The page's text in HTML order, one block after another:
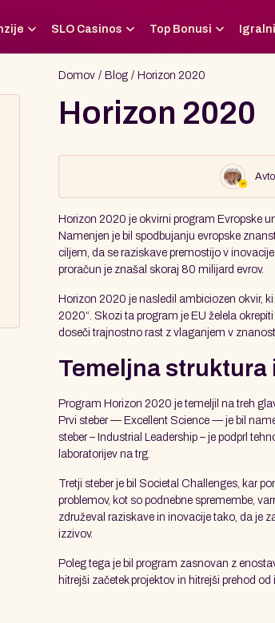
SLO Casinos Top Bonusi
Domov Blog Horizon 2020
Horizon 2020
Horizon 2020 je okvirni program Evropske
Namenjen je bil spodbujanju evropske
ciljem, da se raziskave premostijo v
proračun je znašal skoraj 80 milijard evrov.
Horizon 2020 je nasledil ambiciozen okvir,
2020“. Skozi ta program je EU želela
doseči trajnostno rast z vlaganjem v
Temeljna
Program Horizon 2020 je temeljil na treh
Prvi steber — Excellent Science — je bil
steber – Industrial Leadership – je podprl
laboratorijev na trg.
Tretji steber je bil Societal Challenges, kar
problemov, kot so podnebne spremembe,
združeval raziskave in inovacije tako, da je
izzivov.
Poleg tega je bil program zasnovan z
hitrejši začetek projektov in hitrejši prehod od